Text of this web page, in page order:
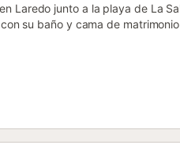
Laredo junto a la playa de La
su baño y cama de
de una cocina totalmente